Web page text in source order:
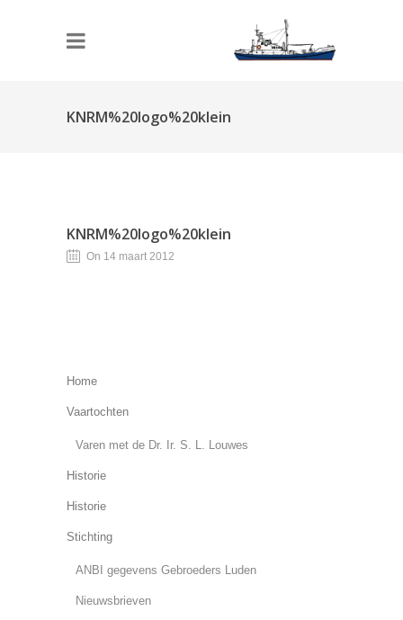
KNRM%20logo%20klein
KNRM%20logo%20klein
On 14 maart 2012
Home
Vaartochten
Varen met de Dr. Ir. S. L. Louwes
Historie
Historie
Stichting
ANBI gegevens Gebroeders Luden
Nieuwsbrieven